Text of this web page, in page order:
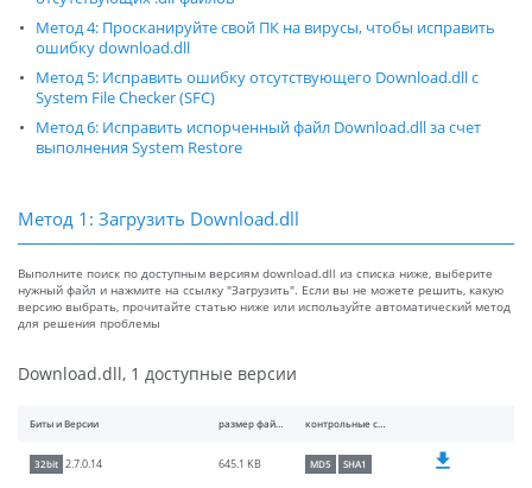
Метод 4: Просканируйте свой ПК на вирусы, чтобы исправить
ошибку download.dll
Метод 5: Исправить ошибку отсутствующего Download.dll с
System File Checker (SFC)
Метод 6: Исправить испорченный файл Download.dll за счет
выполнения System Restore
Метод 1: Загрузить Download.dll
Выполните поиск по доступным версиям download.dll из списка ниже, выберите
нужный файл и нажмите на ссылку "Загрузить". Если вы не можете решить, какую
версию выбрать, прочитайте статью ниже или используйте автоматический метод
для решения проблемы
Download.dll, 1 доступные версии
Биты и Версии размер файлы контрольные суммы
32bit 2.7.0.14 645.1 KB MD5 SHA1